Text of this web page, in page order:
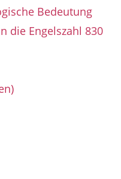
Bedeutung
die Engelszahl 830